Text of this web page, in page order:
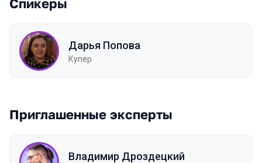
Спикеры
Дарья Попова
Купер
Приглашенные эксперты
Владимир Дроздецкий